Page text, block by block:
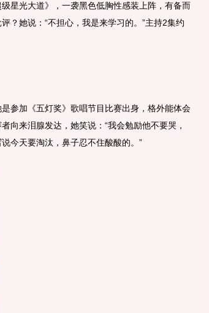
光大道》，一袭黑色低胸性感装上阵，有备而
？她说：“不担心，我是来学习的。”主持2集约
加《五灯奖》歌唱节目比赛出身，格外能体会
向来泪腺发达，她笑说：“我会勉励他不要哭，
今天要淘汰，鼻子忍不住酸酸的。”